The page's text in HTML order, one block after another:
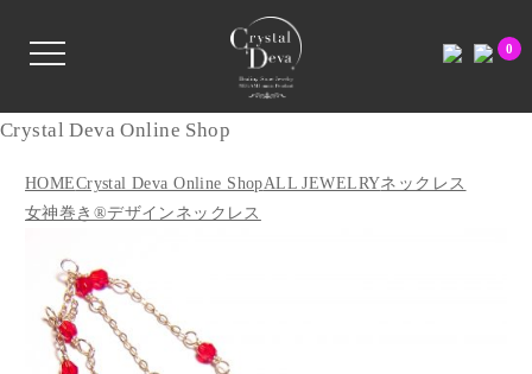
0
Crystal Deva Online Shop
HOMECrystal Deva Online ShopALL JEWELRYネックレス
女神巻き®デザインネックレス